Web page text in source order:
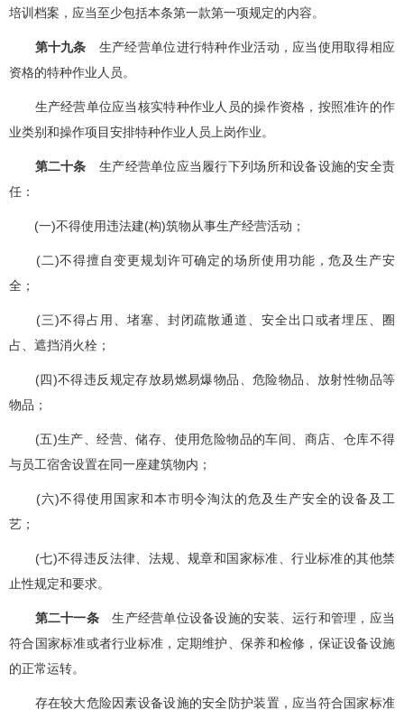
培训档案，应当至少包括本条第一款第一项规定的内容。
第十九条 生产经营单位进行特种作业活动，应当使用取得相应
资格的特种作业人员。
生产经营单位应当核实特种作业人员的操作资格，按照准许的作
业类别和操作项目安排特种作业人员上岗作业。
第二十条 生产经营单位应当履行下列场所和设备设施的安全责
任：
(一)不得使用违法建(构)筑物从事生产经营活动；
(二)不得擅自变更规划许可确定的场所使用功能，危及生产安
全；
(三)不得占用、堵塞、封闭疏散通道、安全出口或者埋压、圈
占、遮挡消火栓；
(四)不得违反规定存放易燃易爆物品、危险物品、放射性物品等
物品；
(五)生产、经营、储存、使用危险物品的车间、商店、仓库不得
与员工宿舍设置在同一座建筑物内；
(六)不得使用国家和本市明令淘汰的危及生产安全的设备及工
艺；
(七)不得违反法律、法规、规章和国家标准、行业标准的其他禁
止性规定和要求。
第二十一条生产经营单位设备设施的安装、运行和管理，应当
符合国家标准或者行业标准，定期维护、保养和检修，保证设备设施
的正常运转。
存在较大危险因素设备设施的安全防护装置，应当符合国家标准